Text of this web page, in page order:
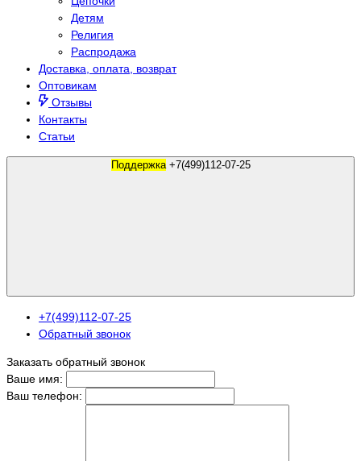
Детям
Религия
Распродажа
Доставка, оплата, возврат
Оптовикам
Отзывы
Контакты
Статьи
Поддержка +7(499)112-07-25
+7(499)112-07-25
Обратный звонок
Заказать обратный звонок
Ваше имя:
Ваш телефон: